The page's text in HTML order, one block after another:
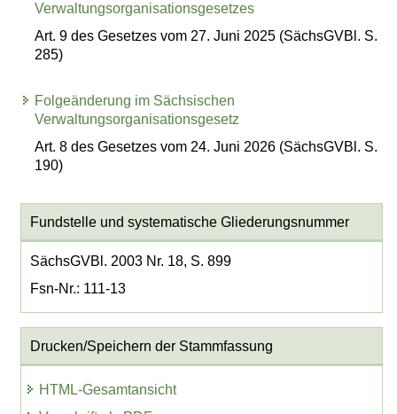
Verwaltungsorganisationsgesetzes
Art. 9 des Gesetzes vom 27. Juni 2025 (SächsGVBl. S.
285)
Folgeänderung im Sächsischen
Verwaltungsorganisationsgesetz
Art. 8 des Gesetzes vom 24. Juni 2026 (SächsGVBl. S.
190)
Fundstelle und systematische Gliederungsnummer
SächsGVBl. 2003 Nr. 18, S. 899
Fsn-Nr.: 111-13
Drucken/Speichern der Stammfassung
HTML-Gesamtansicht